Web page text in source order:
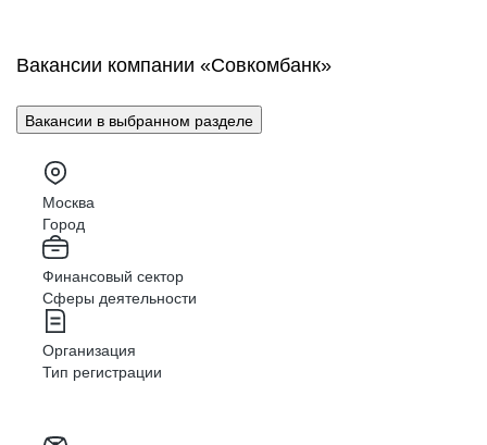
Вакансии компании «Совкомбанк»
Вакансии в выбранном разделе
Москва
Город
Финансовый сектор
Сферы деятельности
Организация
Тип регистрации